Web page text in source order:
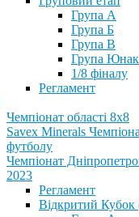
Група А
Група Б
Група В
Група
1/8 фіналу
Регламент
Чемпіонат області 8х8
Savex Minerals
футболу
Чемпіонат
2023
Регламент
Відкритий Кубок